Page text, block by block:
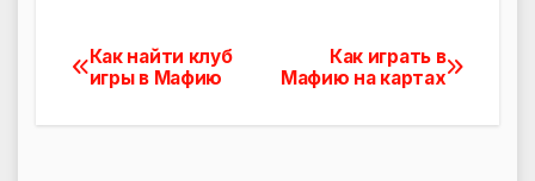
Навигация
по
Как играть в
Мафию на картах
Как найти клуб
игры в Мафию